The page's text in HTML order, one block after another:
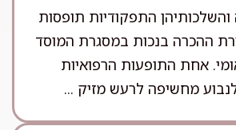
התפקודיות תופסות
ההכרה בנכות במסגרת המוסד
אחת התופעות הרפואיות
מחשיפה לרעש מזיק ...